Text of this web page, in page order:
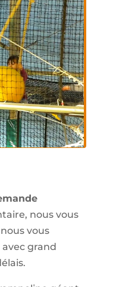
nous vous
nous vous
grand